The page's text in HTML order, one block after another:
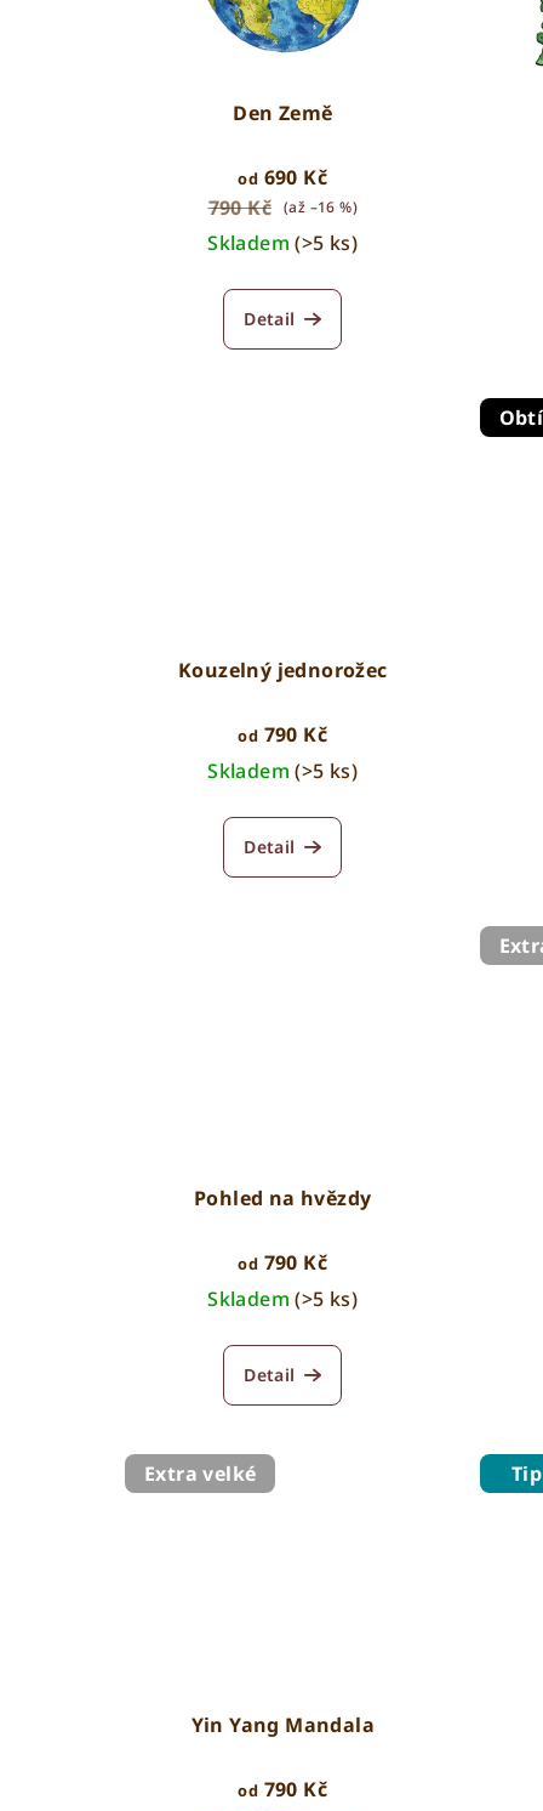
Den Země
od 690 Kč
790 Kč (až –16 %)
Skladem(>5 ks)
Detail
Kouzelný jednorožec
od 790 Kč
Skladem(>5 ks)
Detail
Pohled na hvězdy
od 790 Kč
Skladem(>5 ks)
Detail
Extra velké
Yin Yang Mandala
od 790 Kč
Tip